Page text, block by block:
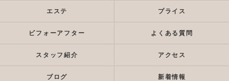
エステ プライス
ビフォーアフター よくある質問
スタッフ紹介 アクセス
ブログ 新着情報